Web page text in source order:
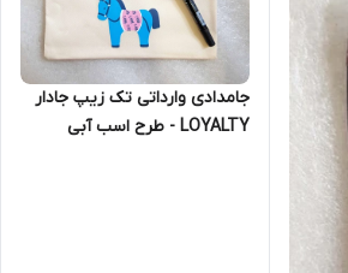
جامدادی وارداتی تک زیپ جادار
LOYALTY - طرح اسب آبی